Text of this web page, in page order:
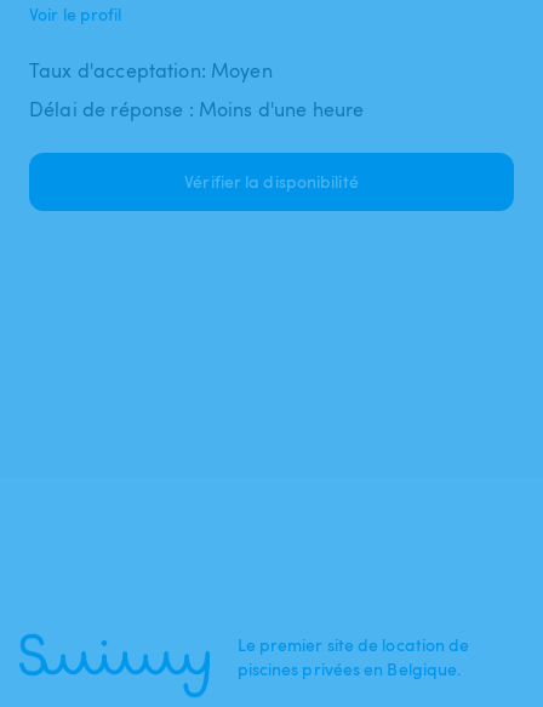
Voir le profil
Taux d'acceptation: Moyen
Délai de réponse : Moins d'une heure
Vérifier la disponibilité
Le premier site de location de
piscines privées en Belgique.